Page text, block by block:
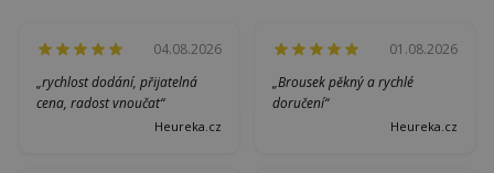
04.08.2026
„rychlost dodání, přijatelná
cena, radost vnoučat“
Heureka.cz
01.08.2026
„Brousek pěkný a rychlé
doručení“
Heureka.cz